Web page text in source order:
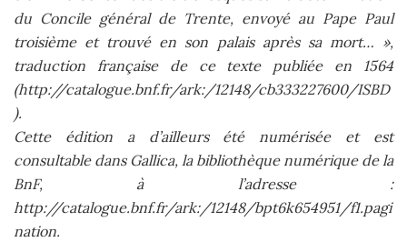
du Concile général de Trente, envoyé au Pape Paul
troisième et trouvé en son palais après sa mort… »,
traduction française de ce texte publiée en 1564
(http://catalogue.bnf.fr/ark:/12148/cb333227600/ISBD
).
Cette édition a d’ailleurs été numérisée et est
consultable dans Gallica, la bibliothèque numérique de la
BnF, à l’adresse :
http://catalogue.bnf.fr/ark:/12148/bpt6k654951/f1.pagi
nation.